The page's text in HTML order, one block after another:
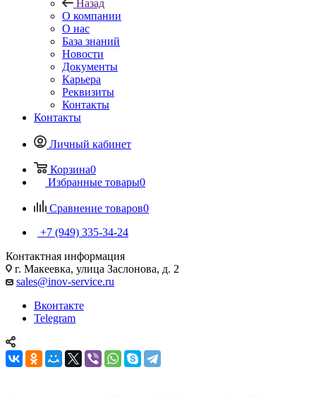
Назад
О компании
О нас
База знаний
Новости
Документы
Карьера
Реквизиты
Контакты
Контакты
Личный кабинет
Корзина0
Избранные товары0
Сравнение товаров0
+7 (949) 335-34-24
Контактная информация
г. Макеевка, улица Заслонова, д. 2
sales@inov-service.ru
Вконтакте
Telegram